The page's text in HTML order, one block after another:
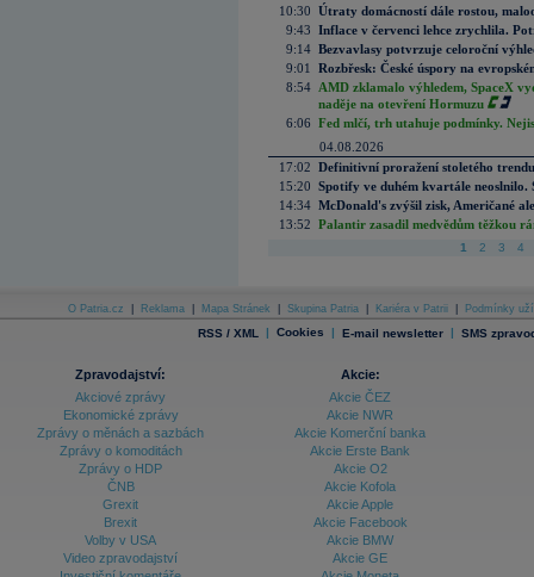
10:30 Útraty domácností dále rostou,
9:43 Inflace v červenci lehce zrychlila.
9:14 Bezvavlasy potvrzuje celoroční
9:01
Rozbřesk: České úspory na
8:54 AMD zklamalo výhledem, SpaceX
naděje na otevření Hormuzu
6:06 Fed mlčí, trh utahuje podmínky.
04.08.2026
17:02 Definitivní proražení stoletého
15:20 Spotify ve duhém kvartále neoslnilo.
14:34 McDonald's zvýšil zisk, Američané
13:52 Palantir zasadil medvědům těžkou
1 2 3 4
O Patria.cz Reklama Mapa Stránek Skupina Patria Kariéra v Patrii Podmínky
RSS / XML | Cookies | E-mail newsletter | SMS
Zpravodajství:
Akciové zprávy
Ekonomické zprávy
Zprávy o měnách a sazbách
Zprávy o komoditách
Zprávy o HDP
ČNB
Grexit
Brexit
Volby v USA
Video zpravodajství
Akcie:
Akcie ČEZ
Akcie NWR
Akcie Komerční banka
Akcie Erste Bank
Akcie O2
Akcie Kofola
Akcie Apple
Akcie Facebook
Akcie BMW
Akcie GE